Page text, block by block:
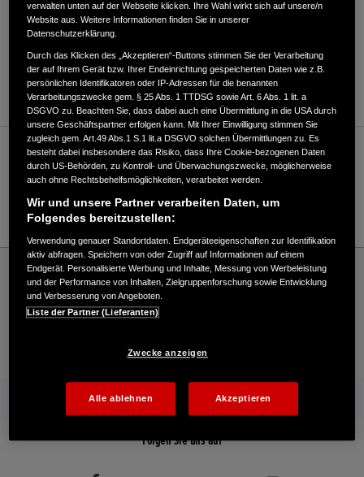
ANFAHRTSBESCHREIBUNG ANFORDERN
Verkauf / Kundendienst
0621/10701-0
Honda
Industrie
Raiffeisen Mannheim eG - Industrie – Honda - HONDA Deutschland Offizielle
Website | The Power of Dreams
Händlersuche
Folgen Sie uns auf
verwalten unten auf der Webseite klicken. Ihre Wahl wirkt sich auf unsere/n
Website aus. Weitere Informationen finden Sie in unserer
Datenschutzerklärung.
Durch das Klicken des „Akzeptieren“-Buttons stimmen Sie der Verarbeitung
der auf Ihrem Gerät bzw. Ihrer Endeinrichtung gespeicherten Daten wie z.B.
persönlichen Identifikatoren oder IP-Adressen für die benannten
Verarbeitungszwecke gem. § 25 Abs. 1 TTDSG sowie Art. 6 Abs. 1 lit. a
DSGVO zu. Beachten Sie, dass dabei auch eine Übermittlung in die USA durch
unsere Geschäftspartner erfolgen kann. Mit Ihrer Einwilligung stimmen Sie
zugleich gem. Art.49 Abs.1 S.1 lit.a DSGVO solchen Übermittlungen zu. Es
besteht dabei insbesondere das Risiko, dass Ihre Cookie-bezogenen Daten
durch US-Behörden, zu Kontroll- und Überwachungszwecke, möglicherweise
auch ohne Rechtsbehelfsmöglichkeiten, verarbeitet werden.
Wir und unsere Partner verarbeiten Daten, um
Folgendes bereitzustellen:
Verwendung genauer Standortdaten. Endgeräteeigenschaften zur Identifikation
aktiv abfragen. Speichern von oder Zugriff auf Informationen auf einem
Endgerät. Personalisierte Werbung und Inhalte, Messung von Werbeleistung
und der Performance von Inhalten, Zielgruppenforschung sowie Entwicklung
und Verbesserung von Angeboten.
Liste der Partner (Lieferanten)
Zwecke anzeigen
Alle ablehnen Akzeptieren